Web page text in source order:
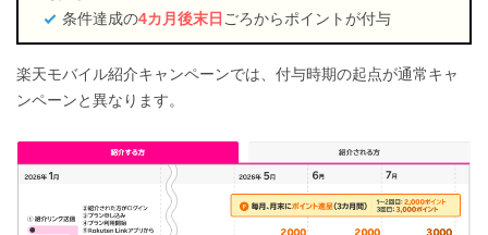
条件達成の4カ月後末日 ごろからポイントが付与
楽天モバイル紹介キャンペーンでは、付与時期の起点が通常キャ
ンペーンと異なります。